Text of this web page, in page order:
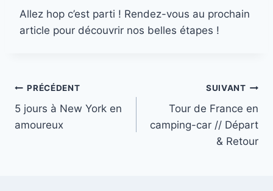
Allez hop c’est parti ! Rendez-vous au prochain
article pour découvrir nos belles étapes !
Navigation
de
PRÉCÉDENT
5 jours à New York en
amoureux
SUIVANT
Tour de France en
camping-car // Départ
& Retour